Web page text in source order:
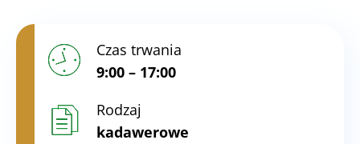
Czas trwania
9:00 – 17:00
Rodzaj
kadawerowe